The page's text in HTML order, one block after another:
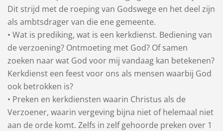
Dit strijd met de roeping van Godswege en het deel zijn
als ambtsdrager van die ene gemeente.
• Wat is prediking, wat is een kerkdienst. Bediening van
de verzoening? Ontmoeting met God? Of samen
zoeken naar wat God voor mij vandaag kan betekenen?
Kerkdienst een feest voor ons als mensen waarbij God
ook betrokken is?
• Preken en kerkdiensten waarin Christus als de
Verzoener, waarin vergeving bijna niet of helemaal niet
aan de orde komt. Zelfs in zelf gehoorde preken over 1